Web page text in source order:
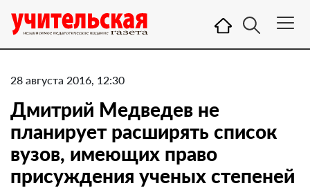
28 августа 2016, 12:30
Дмитрий Медведев не
планирует расширять список
вузов, имеющих право
присуждения ученых степеней